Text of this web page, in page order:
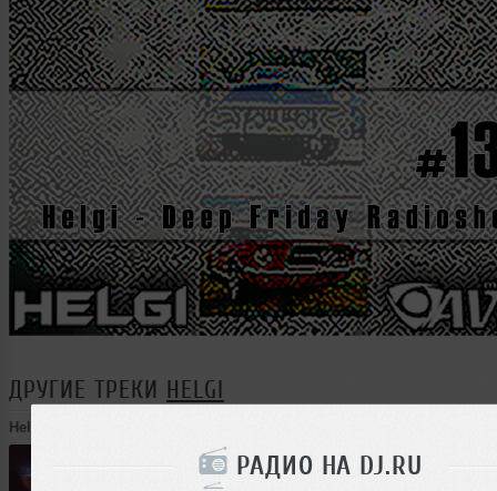
РАДИО НА DJ.RU
ДРУГИЕ ТРЕКИ HELGI
Helgi